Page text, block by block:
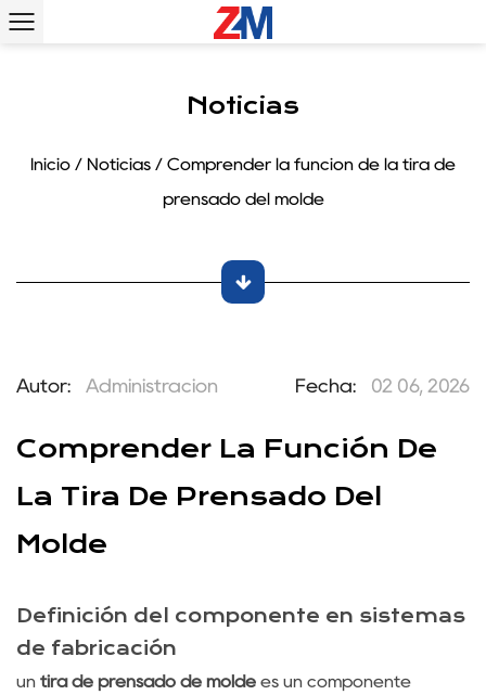
Noticias
Inicio / Noticias / Comprender la función de la tira de
prensado del molde
Autor: Administración Fecha: 02 06, 2026
Comprender La Función De
La Tira De Prensado Del
Molde
Definición del componente en sistemas
de fabricación
un tira de prensado de molde es un componente